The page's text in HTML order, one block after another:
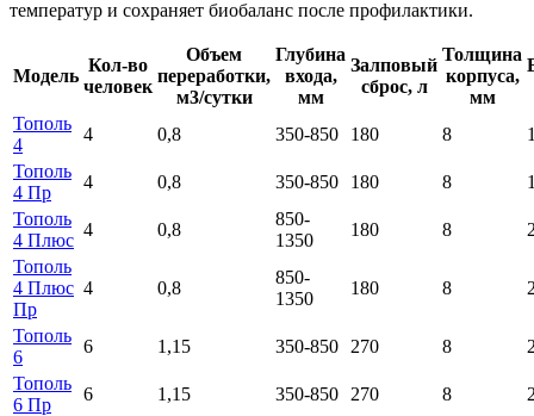
температур и сохраняет биобаланс после профилактики.
Модель
Кол-во
человек
Объем
переработки,
м3/сутки
Глубина
входа,
мм
Залповый
сброс, л
Толщина
корпуса,
мм
Тополь
4
4 0,8 350-850 180 8
Тополь
4 Пр
4 0,8 350-850 180 8
Тополь
4 Плюс
4 0,8
850-
1350
180 8
Тополь
4 Плюс
Пр
4 0,8
850-
1350
180 8
Тополь
6
6 1,15 350-850 270 8
Тополь
6 Пр
6 1,15 350-850 270 8